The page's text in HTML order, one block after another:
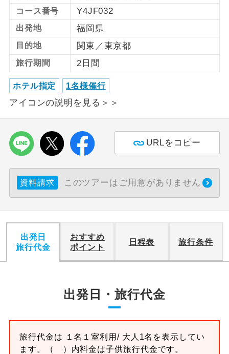
コース番号 Y4JF032
出発地 福岡県
目的地 関東／東京都
旅行期間 2日間
ホテル指定 1名様催行
アイコンの説明を見る＞＞
URLをコピー
資料請求 このツアーはご用意がありません
出発日
旅行代金
おすすめ
ポイント
日程表 旅行条件
出発日・旅行代金
旅行代金は １名１室利用/ 大人1名を表示してい
ます。
（ ）内料金は子供旅行代金です。
ご夫婦限定
ご夫婦限定でご参加いただけるコースで
す。
女性限定
女性限定でご参加いただけるコースで
す。
ご参加にあたり年齢に制限があるコース
です。
航空会社指定
利用航空会社が指定なので、ご出発の計
ホテル指定
ご紹介するホテルを指定したコースで
す。
おひとり様バ
ス2席利用
おひとり様でバス席を2席利⽤できま
す。